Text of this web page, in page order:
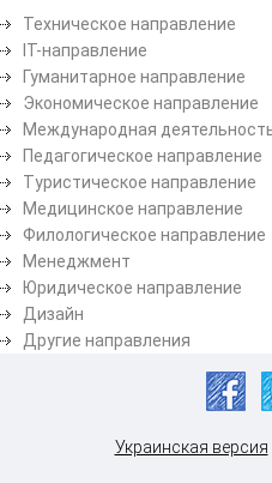
Техническое направление
ІТ-направление
Гуманитарное направление
Экономическое направление
Международная
Педагогическое направление
Туристическое направление
Медицинское направление
Филологическое направление
Менеджмент
Юридическое направление
Дизайн
Другие направления
Украинская версия